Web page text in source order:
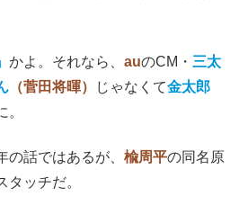
かよ。それなら、 auのCM・ 三太
（菅田将暉） じゃなくて金太郎
話ではあるが、 楡周平の同名原
ッチだ。